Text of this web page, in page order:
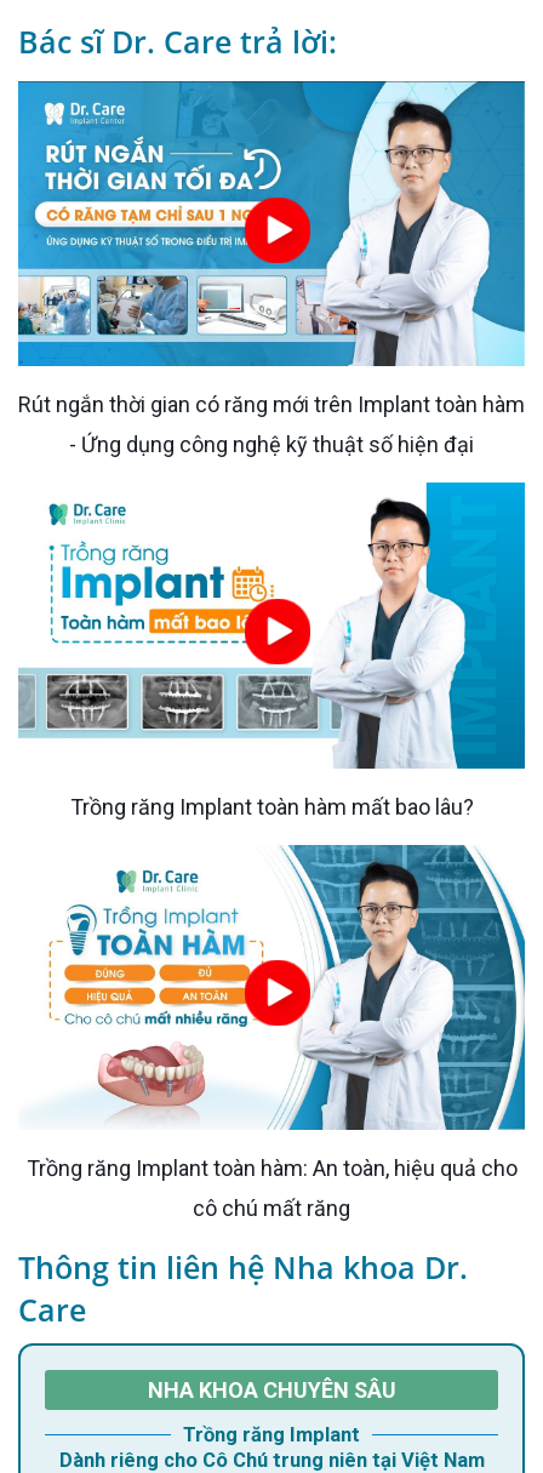
Bác sĩ Dr. Care trả lời:
Rút ngắn thời gian có răng mới trên Implant toàn hàm
- Ứng dụng công nghệ kỹ thuật số hiện đại
Trồng răng Implant toàn hàm mất bao lâu?
Trồng răng Implant toàn hàm: An toàn, hiệu quả cho
cô chú mất răng
Thông tin liên hệ Nha khoa Dr.
Care
NHA KHOA CHUYÊN SÂU
Trồng răng Implant
Dành riêng cho Cô Chú trung niên tại Việt Nam